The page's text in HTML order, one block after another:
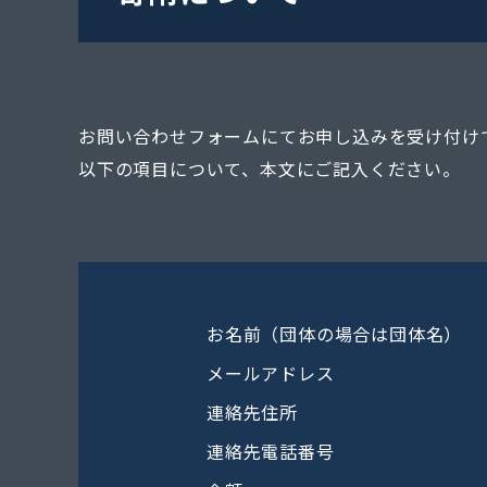
お問い合わせフォームにてお申し込みを受け付け
以下の項目について、本文にご記入ください。
お名前（団体の場合は団体名）
メールアドレス
連絡先住所
連絡先電話番号